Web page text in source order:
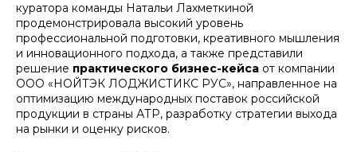
куратора команды Натальи Лахметкиной
продемонстрировала высокий уровень
профессиональной подготовки, креативного мышления
и инновационного подхода, а также представили
решение практического бизнес-кейса от компании
ООО «НОЙТЭК ЛОДЖИСТИКС РУС», направленное на
оптимизацию международных поставок российской
продукции в страны АТР, разработку стратегии выхода
на рынки и оценку рисков.